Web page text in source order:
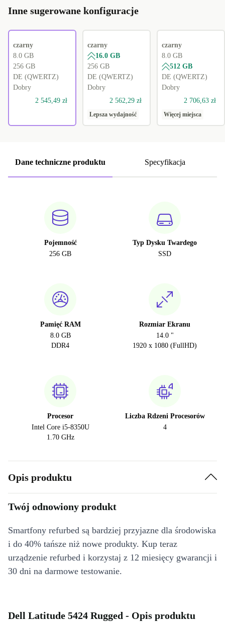
Inne sugerowane konfiguracje
czarny
8.0 GB
256 GB
DE (QWERTZ)
Dobry
2 545,49 zł
czarny
16.0 GB
256 GB
DE (QWERTZ)
Dobry
2 562,29 zł
Lepsza wydajność
czarny
8.0 GB
512 GB
DE (QWERTZ)
Dobry
2 706,63 zł
Więcej miejsca
Dane techniczne produktu Specyfikacja
Pojemność
256 GB
Typ Dysku Twardego
SSD
Pamięć RAM
8.0 GB
DDR4
Rozmiar Ekranu
14.0 "
1920 x 1080 (FullHD)
Procesor
Intel Core i5-8350U
1.70 GHz
Liczba Rdzeni Procesorów
4
Opis produktu
Twój odnowiony produkt
Smartfony refurbed są bardziej przyjazne dla środowiska
i do 40% tańsze niż nowe produkty. Kup teraz
urządzenie refurbed i korzystaj z 12 miesięcy gwarancji i
30 dni na darmowe testowanie.
Dell Latitude 5424 Rugged - Opis produktu